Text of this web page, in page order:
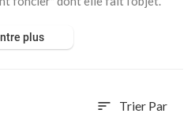
plus
sort Trier Par